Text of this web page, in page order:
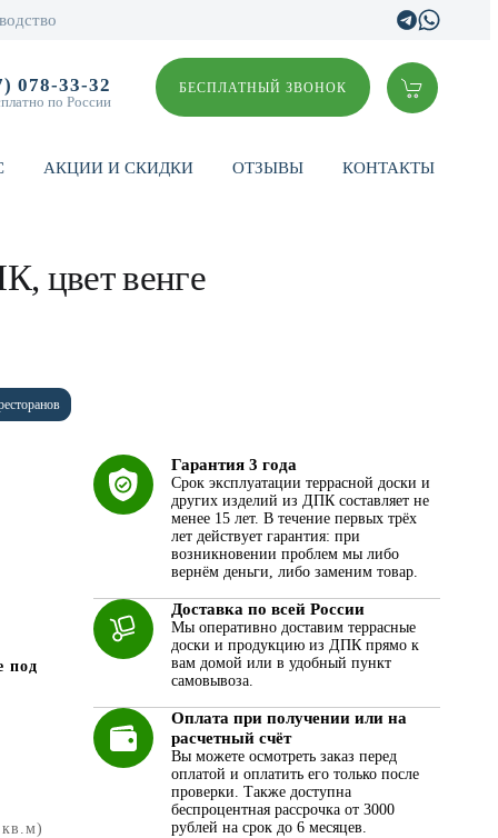
078-33-32
по России
БЕСПЛАТНЫЙ ЗВОНОК
АКЦИИ И СКИДКИ ОТЗЫВЫ КОНТАКТЫ
цвет венге
под
Гарантия 3 года
Срок эксплуатации террасной доски и
других изделий из ДПК составляет не
менее 15 лет. В течение первых трёх
лет действует гарантия: при
возникновении проблем мы либо
вернём деньги, либо заменим товар.
Доставка по всей России
Мы оперативно доставим террасные
доски и продукцию из ДПК прямо к
вам домой или в удобный пункт
самовывоза.
Оплата при получении или на
расчетный счёт
Вы можете осмотреть заказ перед
оплатой и оплатить его только после
проверки. Также доступна
беспроцентная рассрочка от 3000
рублей на срок до 6 месяцев.